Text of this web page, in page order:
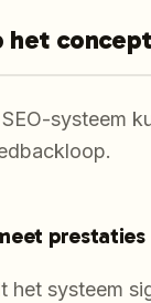
het concept
systeem
prestaties
het systeem